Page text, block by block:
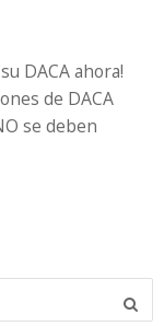
DACA ahora!
de DACA
se deben